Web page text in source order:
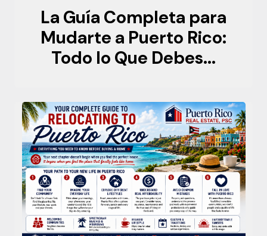
La Guía Completa para
Mudarte a Puerto Rico:
Todo lo Que Debes...